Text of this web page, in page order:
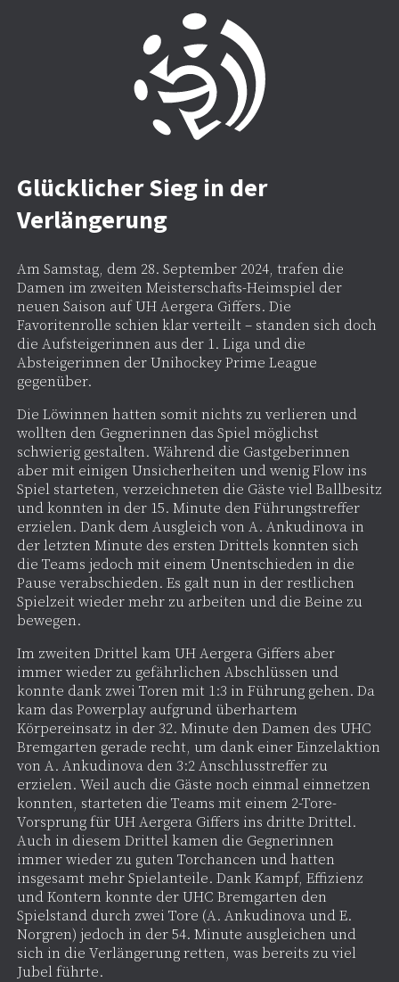
Glücklicher Sieg in der
Verlängerung
Am Samstag, dem 28. September 2024, trafen die
Damen im zweiten Meisterschafts-Heimspiel der
neuen Saison auf UH Aergera Giffers. Die
Favoritenrolle schien klar verteilt – standen sich doch
die Aufsteigerinnen aus der 1. Liga und die
Absteigerinnen der Unihockey Prime League
gegenüber.
Die Löwinnen hatten somit nichts zu verlieren und
wollten den Gegnerinnen das Spiel möglichst
schwierig gestalten. Während die Gastgeberinnen
aber mit einigen Unsicherheiten und wenig Flow ins
Spiel starteten, verzeichneten die Gäste viel Ballbesitz
und konnten in der 15. Minute den Führungstreffer
erzielen. Dank dem Ausgleich von A. Ankudinova in
der letzten Minute des ersten Drittels konnten sich
die Teams jedoch mit einem Unentschieden in die
Pause verabschieden. Es galt nun in der restlichen
Spielzeit wieder mehr zu arbeiten und die Beine zu
bewegen.
Im zweiten Drittel kam UH Aergera Giffers aber
immer wieder zu gefährlichen Abschlüssen und
konnte dank zwei Toren mit 1:3 in Führung gehen. Da
kam das Powerplay aufgrund überhartem
Körpereinsatz in der 32. Minute den Damen des UHC
Bremgarten gerade recht, um dank einer Einzelaktion
von A. Ankudinova den 3:2 Anschlusstreffer zu
erzielen. Weil auch die Gäste noch einmal einnetzen
konnten, starteten die Teams mit einem 2-Tore-
Vorsprung für UH Aergera Giffers ins dritte Drittel.
Auch in diesem Drittel kamen die Gegnerinnen
immer wieder zu guten Torchancen und hatten
insgesamt mehr Spielanteile. Dank Kampf, Effizienz
und Kontern konnte der UHC Bremgarten den
Spielstand durch zwei Tore (A. Ankudinova und E.
Norgren) jedoch in der 54. Minute ausgleichen und
sich in die Verlängerung retten, was bereits zu viel
Jubel führte.